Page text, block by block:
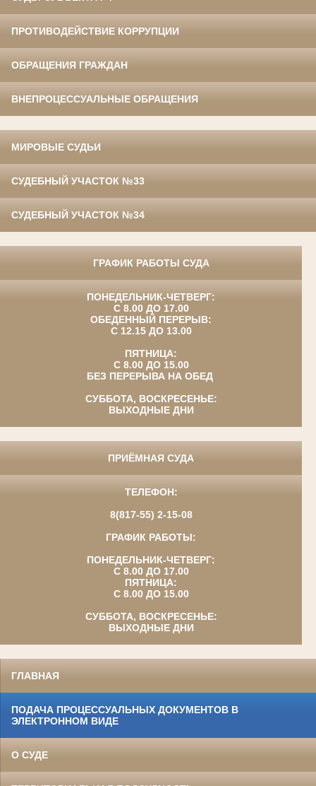
ПРОТИВОДЕЙСТВИЕ КОРРУПЦИИ
ОБРАЩЕНИЯ ГРАЖДАН
ВНЕПРОЦЕССУАЛЬНЫЕ ОБРАЩЕНИЯ
МИРОВЫЕ СУДЬИ
СУДЕБНЫЙ УЧАСТОК №33
СУДЕБНЫЙ УЧАСТОК №34
ГРАФИК РАБОТЫ СУДА
ПОНЕДЕЛЬНИК-ЧЕТВЕРГ:
С 8.00 ДО 17.00
ОБЕДЕННЫЙ ПЕРЕРЫВ:
С 12.15 ДО 13.00
ПЯТНИЦА:
С 8.00 ДО 15.00
БЕЗ ПЕРЕРЫВА НА ОБЕД
СУББОТА, ВОСКРЕСЕНЬЕ:
ВЫХОДНЫЕ ДНИ
ПРИЁМНАЯ СУДА
ТЕЛЕФОН:
8(817-55) 2-15-08
ГРАФИК РАБОТЫ:
ПОНЕДЕЛЬНИК-ЧЕТВЕРГ:
С 8.00 ДО 17.00
ПЯТНИЦА:
С 8.00 ДО 15.00
СУББОТА, ВОСКРЕСЕНЬЕ:
ВЫХОДНЫЕ ДНИ
ГЛАВНАЯ
ПОДАЧА ПРОЦЕССУАЛЬНЫХ ДОКУМЕНТОВ В
ЭЛЕКТРОННОМ ВИДЕ
О СУДЕ